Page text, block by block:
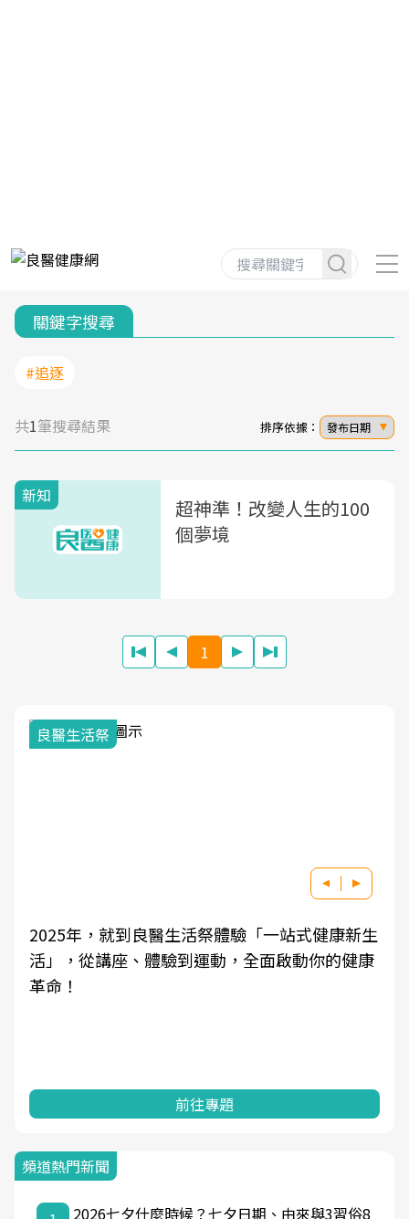
關鍵字搜尋
#追逐
共1筆搜尋結果 排序依據： 發布日期
新知
超神準！改變人生的100
個夢境
1
良醫生活祭
2025年，就到良醫生活祭體驗「一站式健康新生
活」，從講座、體驗到運動，全面啟動你的健康
革命！
前往專題
頻道熱門新聞
2026七夕什麼時候？七夕日期、由來與3習俗8